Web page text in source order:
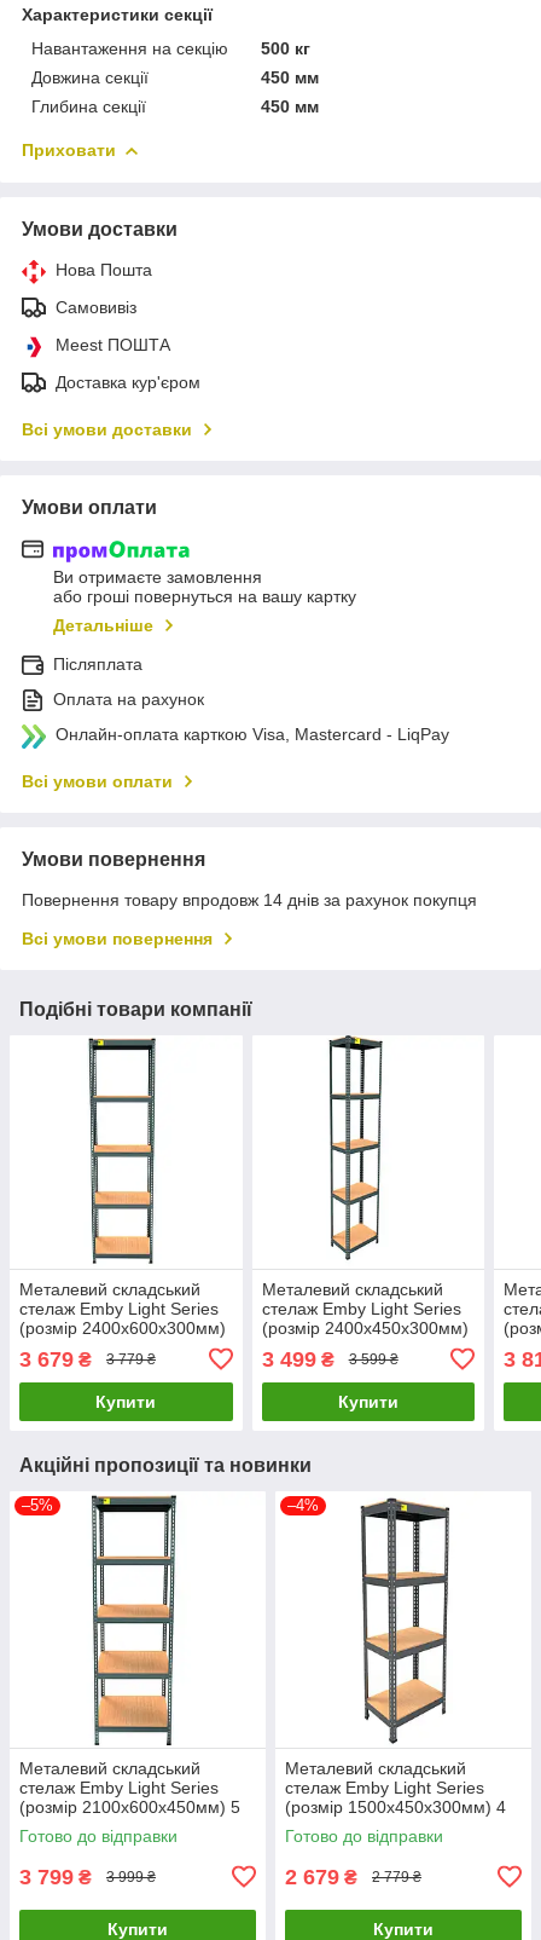
Характеристики секції
Навантаження на секцію
500 кг
Довжина секції
450 мм
Глибина секції
450 мм
Приховати
Умови доставки
Нова Пошта
Самовивіз
Meest ПОШТА
Доставка кур'єром
Всі умови доставки
Умови оплати
Ви отримаєте замовлення
або гроші повернуться на вашу картку
Детальніше
Післяплата
Оплата на рахунок
Онлайн-оплата карткою Visa, Mastercard - LiqPay
Всі умови оплати
Умови повернення
Повернення товару впродовж 14 днів за рахунок покупця
Всі умови повернення
Подібні товари компанії
Металевий складський
стелаж Emby Light Series
(розмір 2400х600x300мм)
Чорний
3 679 ₴ 3 779 ₴
Купити
Металевий складський
стелаж Emby Light Series
(розмір 2400х450x300мм)
Чорний
3 499₴ 3 599 ₴
Купити
3
Акційні пропозиції та новинки
–5%
Металевий складський
стелаж Emby Light Series
(розмір 2100х600x450мм) 5
полиць ДСП до 100кг Чорний
Готово до відправки
3 799 ₴ 3 999 ₴
Купити
–4%
Металевий складський
стелаж Emby Light Series
(розмір 1500х450x300мм) 4
полиці ДСП до 100кг Чорний
Готово до відправки
2 679 ₴ 2 779 ₴
Купити